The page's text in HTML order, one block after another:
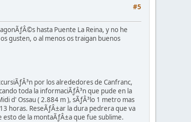
#5
hasta Puente La Reina, y no he
gusten, o al menos os traigan buenos
por los alrededores de Canfranc,
toda la informaciÃƒÂ³n que pude en la
d' Ossau ( 2.884 m ), sÃƒÂ³lo 1 metro mas
horas. ReseÃƒÂ±ar la dura pedrera que va
de la montaÃƒÂ±a que fue sublime.